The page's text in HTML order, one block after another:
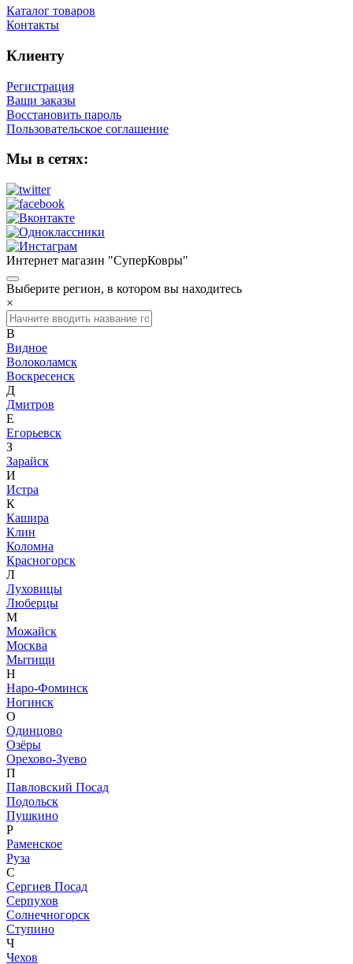
Каталог товаров
Контакты
Клиенту
Регистрация
Ваши заказы
Восстановить пароль
Пользовательское соглашение
Мы в сетях:
Интернет магазин "СуперКовры"
Выберите регион, в котором вы находитесь
×
В
Видное
Волоколамск
Воскресенск
Д
Дмитров
Е
Егорьевск
З
Зарайск
И
Истра
К
Кашира
Клин
Коломна
Красногорск
Л
Луховицы
Люберцы
М
Можайск
Москва
Мытищи
Н
Наро-Фоминск
Ногинск
О
Одинцово
Озёры
Орехово-Зуево
П
Павловский Посад
Подольск
Пушкино
Р
Раменское
Руза
С
Сергиев Посад
Серпухов
Солнечногорск
Ступино
Ч
Чехов